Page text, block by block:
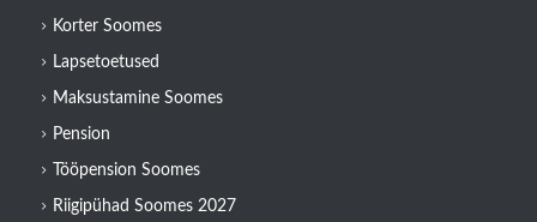
Korter Soomes
Lapsetoetused
Maksustamine Soomes
Pension
Tööpension Soomes
Riigipühad Soomes 2027